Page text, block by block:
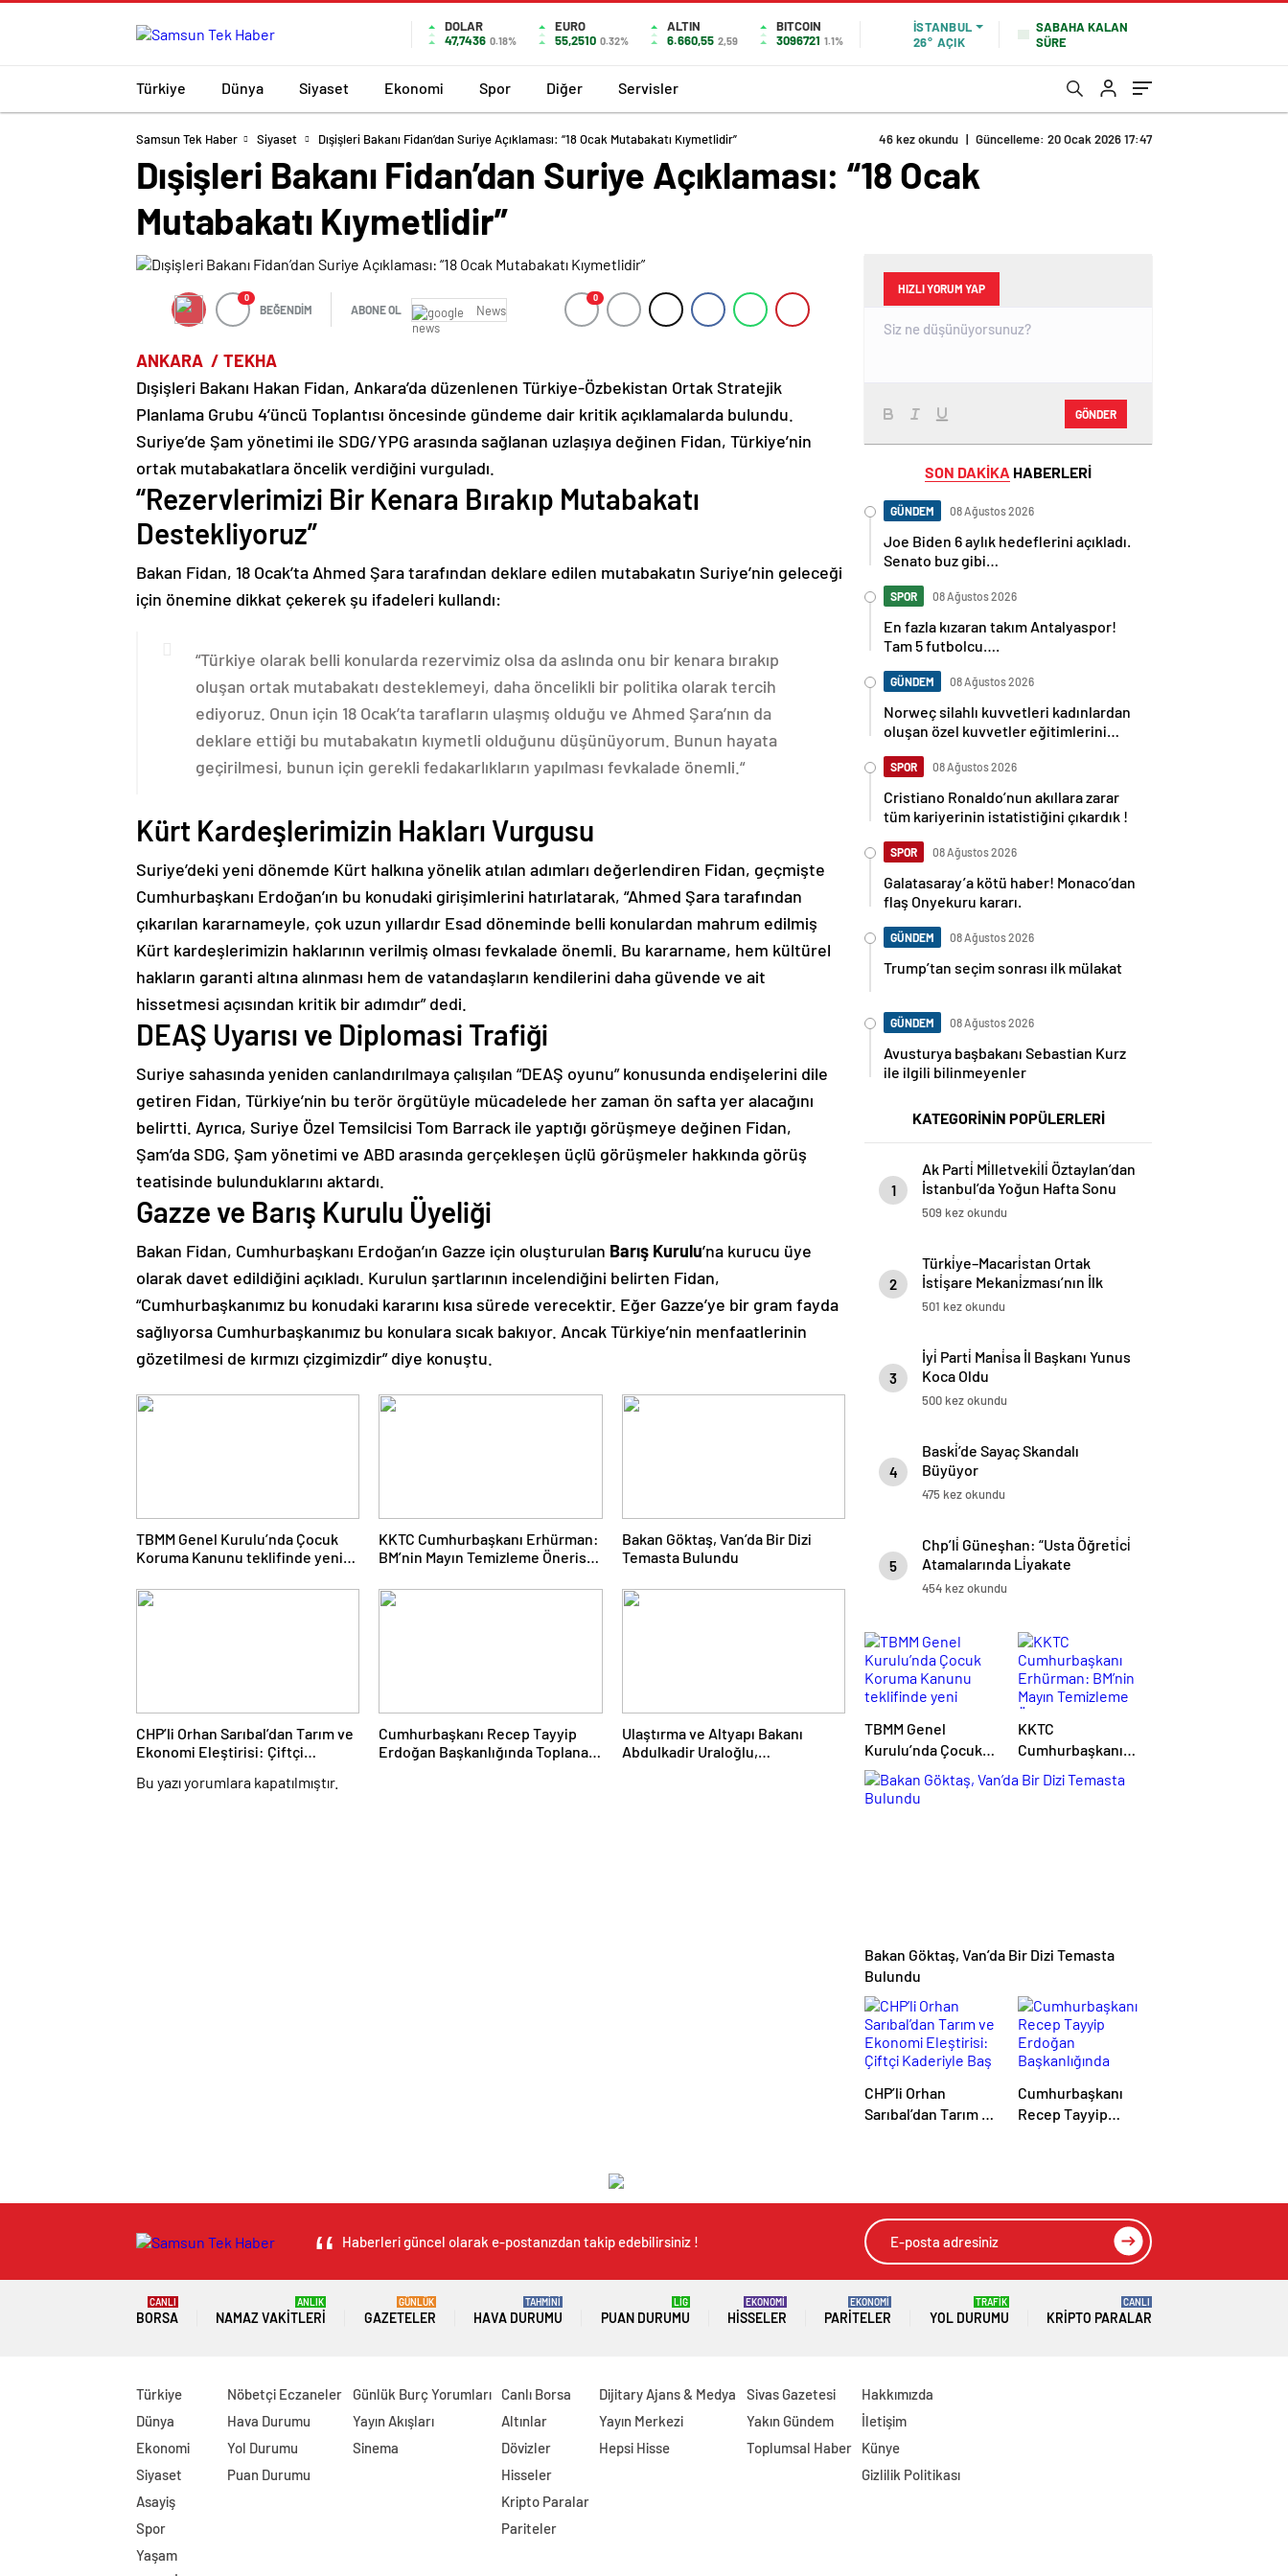
DOLAR
47,7436 0.18%
EURO
55,2510 0.32%
ALTIN
6.660,55 2,59
BITCOIN
3096721 1.1%
İSTANBUL
26° AÇIK
SABAHA KALAN
SÜRE
Türkiye Dünya Siyaset Ekonomi Spor Diğer Servisler
Samsun Tek Haber Siyaset Dışişleri Bakanı Fidan’dan Suriye Açıklaması: “18 Ocak Mutabakatı Kıymetlidir” 46 kez okundu | Güncelleme: 20 Ocak 2026 17:47
Dışişleri Bakanı Fidan’dan Suriye Açıklaması: “18 Ocak
Mutabakatı Kıymetlidir”
0
BEĞENDİM ABONE OL News
0
ANKARA / TEKHA
Dışişleri Bakanı Hakan Fidan, Ankara’da düzenlenen Türkiye-Özbekistan Ortak Stratejik
Planlama Grubu 4’üncü Toplantısı öncesinde gündeme dair kritik açıklamalarda bulundu.
Suriye’de Şam yönetimi ile SDG/YPG arasında sağlanan uzlaşıya değinen Fidan, Türkiye’nin
ortak mutabakatlara öncelik verdiğini vurguladı.
“Rezervlerimizi Bir Kenara Bırakıp Mutabakatı
Destekliyoruz”
Bakan Fidan, 18 Ocak’ta Ahmed Şara tarafından deklare edilen mutabakatın Suriye’nin geleceği
için önemine dikkat çekerek şu ifadeleri kullandı:
“Türkiye olarak belli konularda rezervimiz olsa da aslında onu bir kenara bırakıp
oluşan ortak mutabakatı desteklemeyi, daha öncelikli bir politika olarak tercih
ediyoruz. Onun için 18 Ocak’ta tarafların ulaşmış olduğu ve Ahmed Şara’nın da
deklare ettiği bu mutabakatın kıymetli olduğunu düşünüyorum. Bunun hayata
geçirilmesi, bunun için gerekli fedakarlıkların yapılması fevkalade önemli.“
Kürt Kardeşlerimizin Hakları Vurgusu
Suriye’deki yeni dönemde Kürt halkına yönelik atılan adımları değerlendiren Fidan, geçmişte
Cumhurbaşkanı Erdoğan’ın bu konudaki girişimlerini hatırlatarak, “Ahmed Şara tarafından
çıkarılan kararnameyle, çok uzun yıllardır Esad döneminde belli konulardan mahrum edilmiş
Kürt kardeşlerimizin haklarının verilmiş olması fevkalade önemli. Bu kararname, hem kültürel
hakların garanti altına alınması hem de vatandaşların kendilerini daha güvende ve ait
hissetmesi açısından kritik bir adımdır” dedi.
DEAŞ Uyarısı ve Diplomasi Trafiği
Suriye sahasında yeniden canlandırılmaya çalışılan “DEAŞ oyunu” konusunda endişelerini dile
getiren Fidan, Türkiye’nin bu terör örgütüyle mücadelede her zaman ön safta yer alacağını
belirtti. Ayrıca, Suriye Özel Temsilcisi Tom Barrack ile yaptığı görüşmeye değinen Fidan,
Şam’da SDG, Şam yönetimi ve ABD arasında gerçekleşen üçlü görüşmeler hakkında görüş
teatisinde bulunduklarını aktardı.
Gazze ve Barış Kurulu Üyeliği
Bakan Fidan, Cumhurbaşkanı Erdoğan’ın Gazze için oluşturulan Barış Kurulu’na kurucu üye
olarak davet edildiğini açıkladı. Kurulun şartlarının incelendiğini belirten Fidan,
“Cumhurbaşkanımız bu konudaki kararını kısa sürede verecektir. Eğer Gazze’ye bir gram fayda
sağlıyorsa Cumhurbaşkanımız bu konulara sıcak bakıyor. Ancak Türkiye’nin menfaatlerinin
gözetilmesi de kırmızı çizgimizdir” diye konuştu.
TBMM Genel Kurulu’nda Çocuk
Koruma Kanunu teklifinde yeni
KKTC Cumhurbaşkanı Erhürman:
BM’nin Mayın Temizleme Önerisi
Bakan Göktaş, Van’da Bir Dizi
Temasta Bulundu
CHP’li Orhan Sarıbal’dan Tarım ve
Ekonomi Eleştirisi: Çiftçi
Cumhurbaşkanı Recep Tayyip
Erdoğan Başkanlığında Toplanan
Ulaştırma ve Altyapı Bakanı
Abdulkadir Uraloğlu,
Bu yazı yorumlara kapatılmıştır.
HIZLI YORUM YAP
GÖNDER
SON DAKİKA HABERLERİ
GÜNDEM 08 Ağustos 2026
Joe Biden 6 aylık hedeflerini açıkladı.
Senato buz gibi…
SPOR 08 Ağustos 2026
En fazla kızaran takım Antalyaspor!
Tam 5 futbolcu….
GÜNDEM 08 Ağustos 2026
Norweç silahlı kuvvetleri kadınlardan
oluşan özel kuvvetler eğitimlerini
SPOR 08 Ağustos 2026
Cristiano Ronaldo’nun akıllara zarar
tüm kariyerinin istatistiğini çıkardık !
SPOR 08 Ağustos 2026
Galatasaray’a kötü haber! Monaco’dan
flaş Onyekuru kararı.
GÜNDEM 08 Ağustos 2026
Trump’tan seçim sonrası ilk mülakat
GÜNDEM 08 Ağustos 2026
Avusturya başbakanı Sebastian Kurz
ile ilgili bilinmeyenler
KATEGORİNİN POPÜLERLERİ
1
Ak Parti̇ Mi̇lletveki̇li̇ Öztaylan’dan
İstanbul’da Yoğun Hafta Sonu
Mesai̇si̇
509 kez okundu
2
Türki̇ye–Macari̇stan Ortak
İsti̇şare Mekani̇zması’nın İlk
Toplantısı 8 Aralık’ta İstanbul’da
501 kez okundu
3
İyi̇ Parti̇ Mani̇sa İl Başkanı Yunus
Koca Oldu
500 kez okundu
4
Baski̇’de Sayaç Skandalı
Büyüyor
475 kez okundu
5
Chp’li̇ Güneşhan: “Usta Öğreti̇ci̇
Atamalarında Li̇yakate
Uyulmuyor”
454 kez okundu
TBMM Genel
Kurulu’nda Çocuk
Koruma Kanunu
teklifinde yeni
KKTC
Cumhurbaşkanı
Erhürman: BM’nin
Mayın Temizleme
Bakan Göktaş, Van’da Bir Dizi Temasta
Bulundu
CHP’li Orhan
Sarıbal’dan Tarım ve
Cumhurbaşkanı
Recep Tayyip
“Terörsüz Türkiye”
Haberleri güncel olarak e-postanızdan takip edebilirsiniz !
BORSA
CANLI
NAMAZ VAKITLERI
ANLIK
GAZETELER
GÜNLÜK
HAVA DURUMU
TAHMİNİ
PUAN DURUMU
LİG
HISSELER
EKONOMİ
PARITELER
EKONOMİ
YOL DURUMU
TRAFİK
KRIPTO PARALAR
CANLI
Türkiye
Dünya
Ekonomi
Siyaset
Asayiş
Spor
Yaşam
Nöbetçi Eczaneler
Hava Durumu
Yol Durumu
Puan Durumu
Günlük Burç Yorumları
Yayın Akışları
Sinema
Canlı Borsa
Altınlar
Dövizler
Hisseler
Kripto Paralar
Pariteler
Dijitary Ajans & Medya
Yayın Merkezi
Hepsi Hisse
Sivas Gazetesi
Yakın Gündem
Toplumsal Haber
Hakkımızda
İletişim
Künye
Gizlilik Politikası